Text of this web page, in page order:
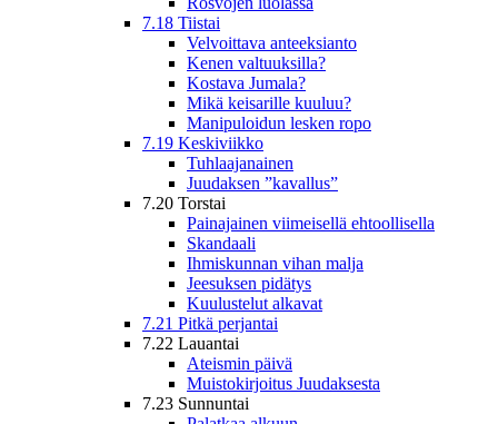
7.18 Tiistai
Velvoittava anteeksianto
Kenen valtuuksilla?
Kostava Jumala?
Mikä keisarille kuuluu?
Manipuloidun lesken ropo
7.19 Keskiviikko
Tuhlaajanainen
Juudaksen ”kavallus”
7.20 Torstai
Painajainen viimeisellä ehtoollisella
Skandaali
Ihmiskunnan vihan malja
Jeesuksen pidätys
Kuulustelut alkavat
7.21 Pitkä perjantai
7.22 Lauantai
Ateismin päivä
Muistokirjoitus Juudaksesta
7.23 Sunnuntai